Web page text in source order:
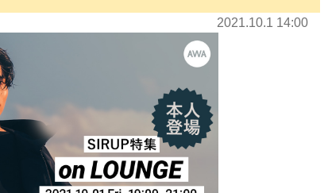
2021.10.1 14:00